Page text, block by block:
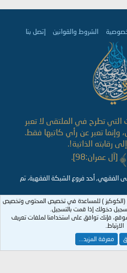
الشروط والقوانين إتصل بنا
تطرح في الملتقى لا تعبر
وإنما تعبر عن رأي كاتبها فقط.
رقابته الذاتية!.
[آل عمران:98].
أحد فروع الشبكة الفقهية، تم
(الكوكيز ) للمساعدة في تخصيص المحتوى وتخصيص
دخولك إذا قمت بالتسجيل.
فإنك توافق على استخدامنا لملفات تعريف
الارتباط.
معرفة المزيد...